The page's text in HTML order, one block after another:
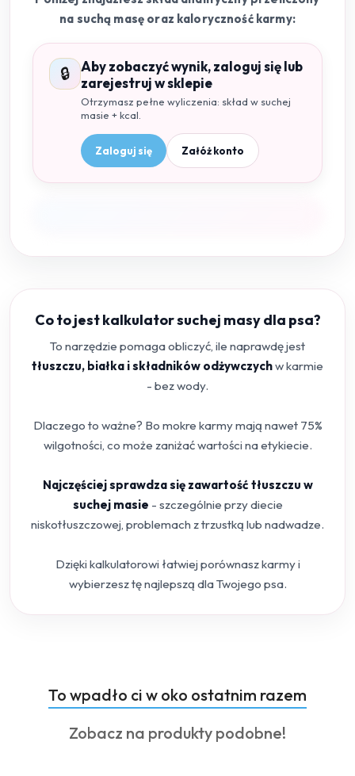
na suchą masę oraz kaloryczność karmy:
🔒
Aby zobaczyć wynik, zaloguj się lub
zarejestruj w sklepie
Otrzymasz pełne wyliczenia: skład w suchej
masie + kcal.
Zaloguj się Załóż konto
Co to jest kalkulator suchej masy dla psa?
To narzędzie pomaga obliczyć, ile naprawdę jest
tłuszczu, białka i składników odżywczychw karmie
- bez wody.
Dlaczego to ważne? Bo mokre karmy mają nawet 75%
wilgotności, co może zaniżać wartości na etykiecie.
Najczęściej sprawdza się zawartość tłuszczu w
suchej masie - szczególnie przy diecie
niskotłuszczowej, problemach z trzustką lub nadwadze.
Dzięki kalkulatorowi łatwiej porównasz karmy i
wybierzesz tę najlepszą dla Twojego psa.
Pomiń karuzelę produktów
Produkty
o
statusie:
To wpadło ci w oko ostatnim razem
Produkty
Zobacz na produkty podobne!